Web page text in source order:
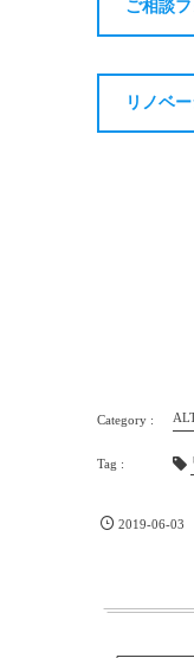
ご相談
リノベ
2019-06-03